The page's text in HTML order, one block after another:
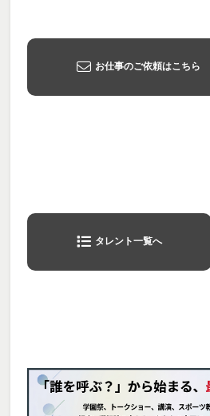
お仕事のご依頼はこちら
タレント一覧へ